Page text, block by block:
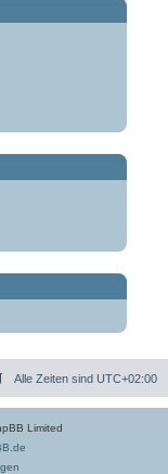
Alle Zeiten sind UTC+02:00
Limited